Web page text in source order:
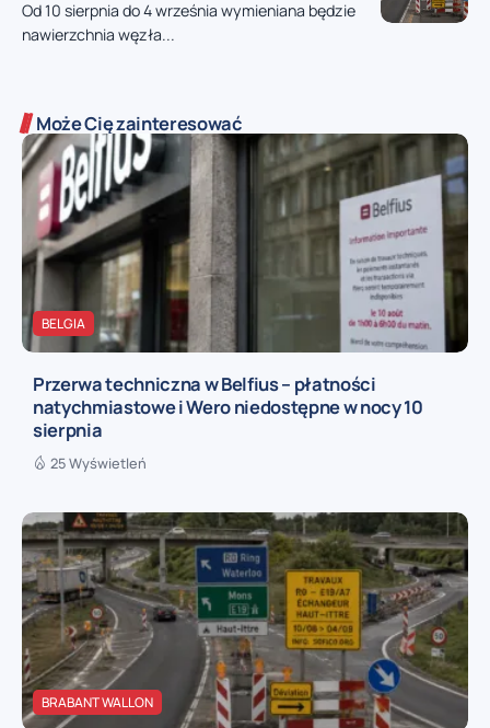
Od 10 sierpnia do 4 września wymieniana będzie
nawierzchnia węzła...
Może Cię zainteresować
BELGIA
Przerwa techniczna w Belfius – płatności
natychmiastowe i Wero niedostępne w nocy 10
sierpnia
25 Wyświetleń
BRABANT WALLON